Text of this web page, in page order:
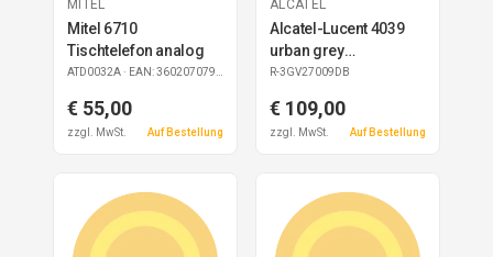
MITEL
Mitel 6710
Tischtelefon analog
ATD0032A · EAN: 3602070798015
€ 55,00
zzgl. MwSt. Auf Bestellung
ALCATEL
Alcatel-Lucent 4039
urban grey
Tischtelefon
R-3GV27009DB
€ 109,00
zzgl. MwSt. Auf Bestellung